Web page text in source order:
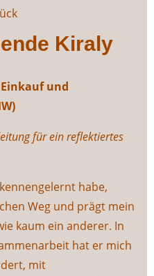
Kiraly
und
für ein reflektiertes
habe,
Weg und prägt mein
kaum ein anderer. In
hat er mich
mit